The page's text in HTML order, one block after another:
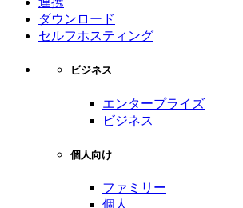
ダウンロード
セルフホスティング
ビジネス
エンタープライズ
ビジネス
個人向け
ファミリー
個人